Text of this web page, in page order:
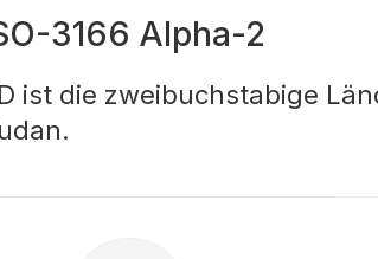
3166 Alpha-2
ist die zweibuchstabige